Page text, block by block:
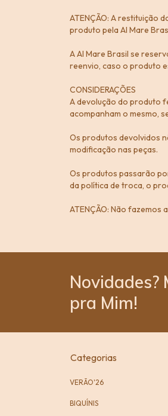
ATENÇÃO: A restituição
produto pela Al Mare
A Al Mare Brasil se
reenvio, caso o produto
CONSIDERAÇÕES
A devolução do produto
acompanham o mesmo,
Os produtos devolvidos
modificação nas peças.
Os produtos passarão
da política de troca, o
ATENÇÃO: Não
Novidades?
pra Mim!
Categorias
VERÃO'26
BIQUÍNIS